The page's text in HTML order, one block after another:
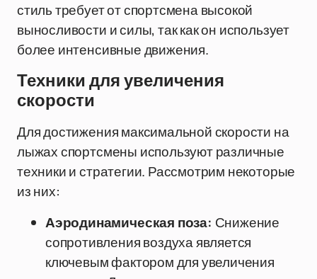
стиль требует от спортсмена высокой
выносливости и силы, так как он использует
более интенсивные движения.
Техники для увеличения
скорости
Для достижения максимальной скорости на
лыжах спортсмены используют различные
техники и стратегии. Рассмотрим некоторые
из них:
Аэродинамическая поза: Снижение
сопротивления воздуха является
ключевым фактором для увеличения